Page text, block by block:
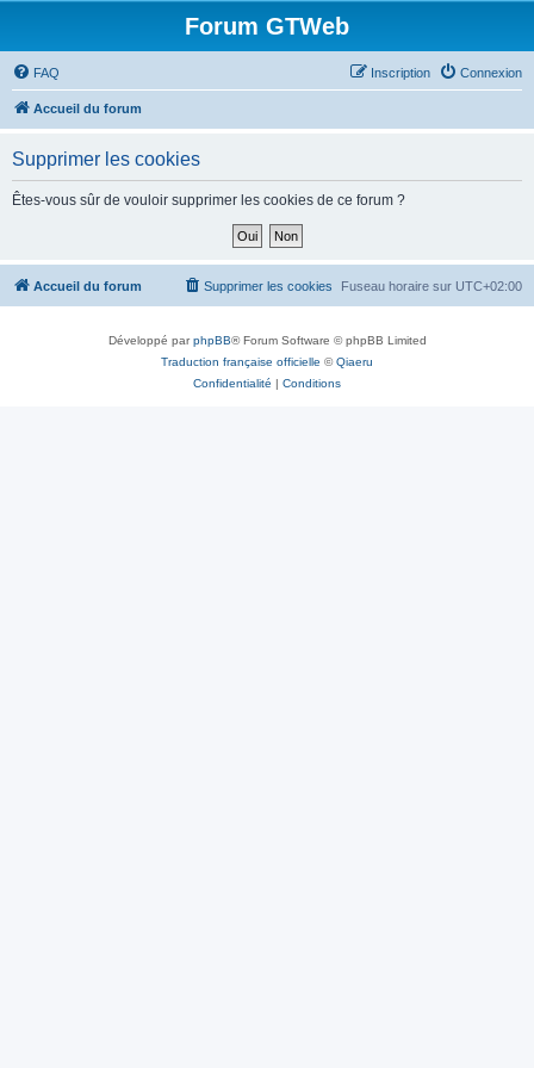
Forum GTWeb
FAQ Connexion
Inscription
Accueil du forum
Supprimer les cookies
Êtes-vous sûr de vouloir supprimer les cookies de ce forum ?
Accueil du forum Fuseau horaire sur UTC+02:00
Supprimer les cookies
Développé parphpBB® Forum Software © phpBB Limited
Traduction française officielle ©Qiaeru
Confidentialité | Conditions